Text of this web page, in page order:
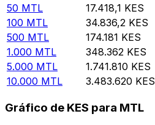
50 MTL 17.418,1 KES
100 MTL 34.836,2 KES
500 MTL 174.181 KES
1.000 MTL 348.362 KES
5.000 MTL 1.741.810 KES
10.000 MTL 3.483.620 KES
Gráfico de KES para MTL